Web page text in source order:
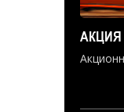
АКЦИЯ